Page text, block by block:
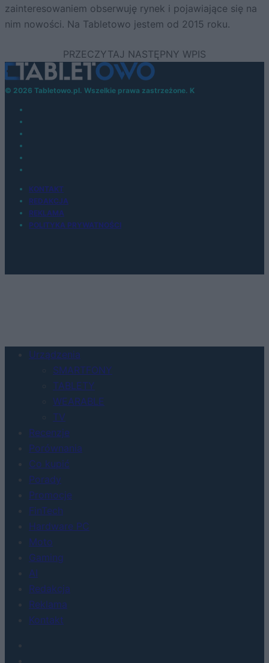
zainteresowaniem obserwuję rynek i pojawiające się na
nim nowości. Na Tabletowo jestem od 2015 roku.
© 2026 Tabletowo.pl. Wszelkie prawa zastrzeżone. K
KONTAKT
REDAKCJA
REKLAMA
POLITYKA PRYWATNOŚCI
Urządzenia
SMARTFONY
TABLETY
WEARABLE
TV
Recenzje
Porównania
Co kupić
Porady
Promocje
FinTech
Hardware PC
Moto
Gaming
AI
Redakcja
Reklama
Kontakt